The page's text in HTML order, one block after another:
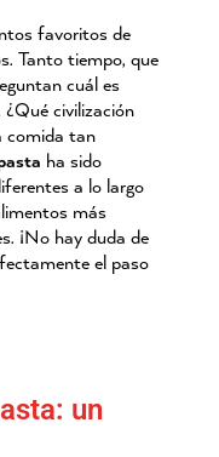
favoritos de
Tanto tiempo, que
cuál es
¿Qué civilización
comida tan
ha sido
a lo largo
más
¡No hay duda de
el paso
un